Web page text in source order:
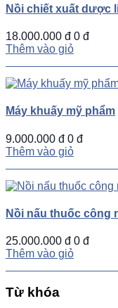
Nồi chiết xuất dược
18.000.000 đ 0 đ
Thêm vào giỏ
Máy khuấy mỹ phẩm
9.000.000 đ 0 đ
Thêm vào giỏ
Nồi nấu thuốc công
25.000.000 đ 0 đ
Thêm vào giỏ
Từ khóa